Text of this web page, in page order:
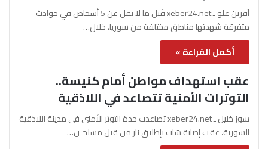
آفرين علو ـ xeber24.net قُتل ما لا يقل عن 5 أشخاص في حوادث
متفرقة شهدتها مناطق مختلفة من سوريا، خلال…
أكمل القراءة »
عقب استهداف مواطن أمام كنيسة..
التوترات الأمنية تتصاعد في اللاذقية
سوز خليل ـ xeber24.net تصاعدت حدة التوتر الأمني في مدينة اللاذقية
السورية، عقب إصابة شاب بإطلاق نار من قبل مسلحين…